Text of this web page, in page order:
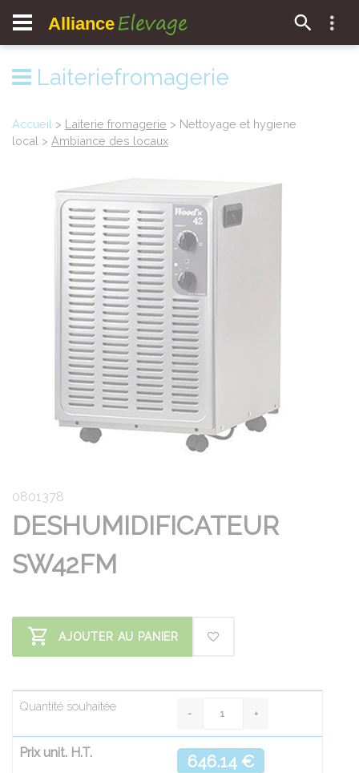
Alliance Elevage
Laiteriefromagerie
Accueil > Laiterie fromagerie > Nettoyage et hygiene
local > Ambiance des locaux
0801378
DESHUMIDIFICATEUR
SW42FM
AJOUTER AU PANIER
Quantité souhaitée
Prix unit. H.T. 646.14 €